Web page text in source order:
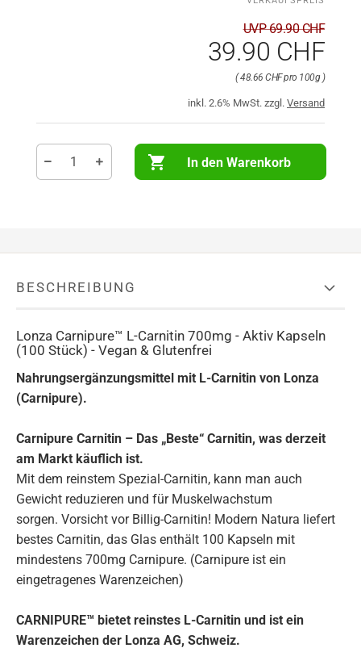
UVP 69.90 CHF
39.90 CHF
48.66 CHF pro 100g
inkl. 2.6% MwSt. zzgl. Versand
In den Warenkorb
BESCHREIBUNG
Lonza Carnipure™ L-Carnitin 700mg - Aktiv Kapseln
(100 Stück) - Vegan & Glutenfrei
Nahrungsergänzungsmittel mit L-Carnitin von Lonza
(Carnipure).
Carnipure Carnitin – Das „Beste“ Carnitin, was derzeit
am Markt käuflich ist.
Mit dem reinstem Spezial-Carnitin, kann man auch
Gewicht reduzieren und für Muskelwachstum
sorgen. Vorsicht vor Billig-Carnitin! Modern Natura liefert
bestes Carnitin, das Glas enthält 100 Kapseln mit
mindestens 700mg Carnipure. (Carnipure ist ein
eingetragenes Warenzeichen)
CARNIPURE™ bietet reinstes L-Carnitin und ist ein
Warenzeichen der Lonza AG, Schweiz.